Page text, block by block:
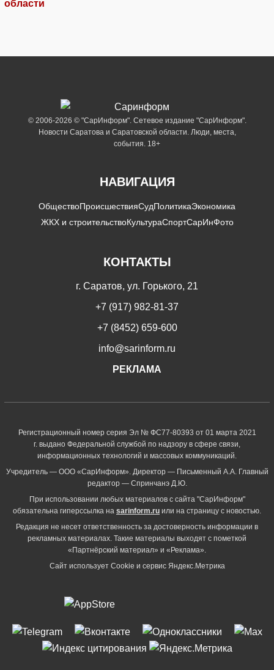
области
© 2006-2026 © "СарИнформ". Сетевое издание "СарИнформ".
Новости Саратова и Саратовской области. Люди, места,
события. 18+
НАВИГАЦИЯ
ОбществоПроисшествияСудПолитикаЭкономика
ЖКХ и строительствоКультураСпортСарИнФото
КОНТАКТЫ
г. Саратов, ул. Горького, 21
+7 (917) 982-81-37
+7 (8452) 659-600
info@sarinform.ru
РЕКЛАМА
Регистрационный номер серия Эл № ФС77-80393 от 01 марта 2021
г. выдано Федеральной службой по надзору в сфере связи,
информационных технологий и массовых коммуникаций.
Учредитель — ООО «СарИнформ». Директор — Письменный А.А. Главный
редактор — Спринчанэ Д.Ю.
При использовании любых материалов с сайта "СарИнформ"
обязательна гиперссылка на sarinform.ru или на страницу с новостью.
Редакция не несет ответственность за достоверность информации в
рекламных материалах. Такие материалы выходят с пометкой
«Партнёрский материал» и «Реклама».
Сайт использует Cookie и сервиc Яндекс.Метрика